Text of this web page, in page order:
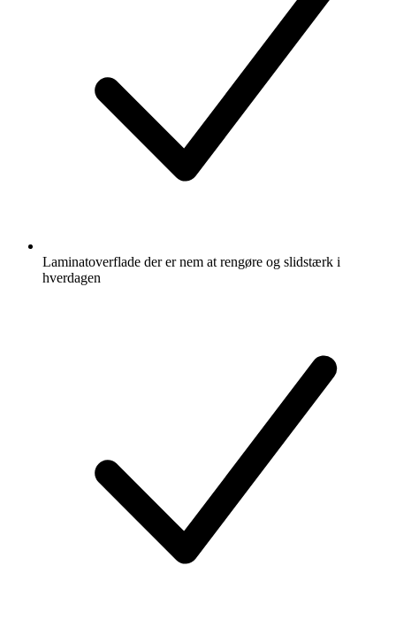
Laminatoverflade der er nem at rengøre og slidstærk i
hverdagen